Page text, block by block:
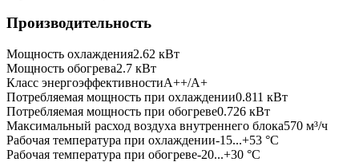
Производительность
Мощность охлаждения2.62 кВт
Мощность обогрева2.7 кВт
Класс энергоэффективностиA++/A+
Потребляемая мощность при охлаждении0.811 кВт
Потребляемая мощность при обогреве0.726 кВт
Максимальный расход воздуха внутреннего блока570 м³/ч
Рабочая температура при охлаждении-15...+53 °C
Рабочая температура при обогреве-20...+30 °C